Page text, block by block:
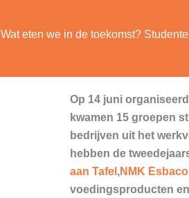
Wat eten we in de toekomst?
Op 14 juni
kwamen 15 groepen
bedrijven uit het
hebben de
aan Tafel ,NMK Esbaco
voedingsproducten